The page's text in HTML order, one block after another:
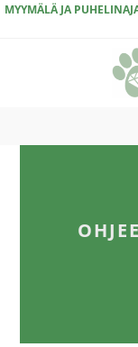
Siirry
MYYMÄLÄ JA